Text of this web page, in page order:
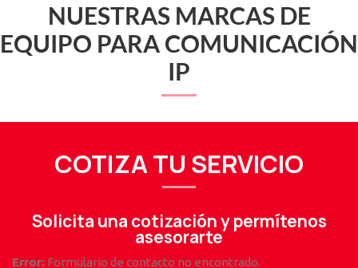
NUESTRAS MARCAS DE
EQUIPO PARA COMUNICACIÓN
IP
COTIZA TU SERVICIO
Solicita una cotización y permítenos
asesorarte
Error: Formulario de contacto no encontrado.